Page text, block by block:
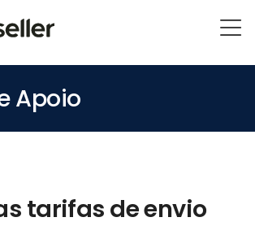
Apoio
tarifas de envio